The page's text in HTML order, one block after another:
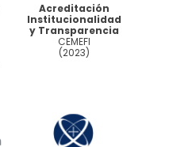
Acreditación
Institucionalidad
y Transparencia
CEMEFI
(2023)